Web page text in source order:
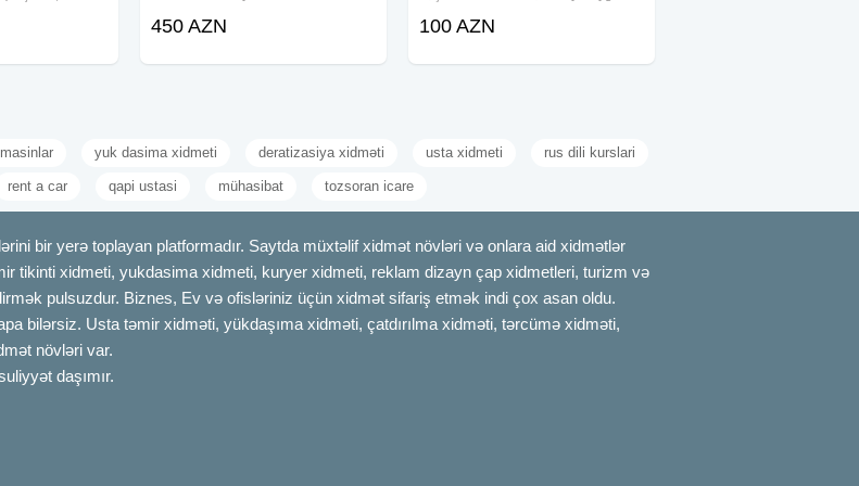
olunması
istediyinizi secip, odemesini bank
450 AZN
Çadır 2- Sadə Çadir 3- Defn
Oftamobili 6-
100 AZN
yuk dasima xidmeti deratizasiya xidməti usta xidmeti rus dili kurslari
rent a car qapi ustasi mühasibat tozsoran icare
bir yerə toplayan platformadır. Saytda müxtəlif xidmət növləri və onlara aid xidmətlər
tikinti xidmeti, yukdasima xidmeti, kuryer xidmeti, reklam dizayn çap xidmetleri, turizm və
pulsuzdur. Biznes, Ev və ofisləriniz üçün xidmət sifariş etmək indi çox asan oldu.
bilərsiz. Usta təmir xidməti, yükdaşıma xidməti, çatdırılma xidməti, tərcümə xidməti,
növləri var.
daşımır.